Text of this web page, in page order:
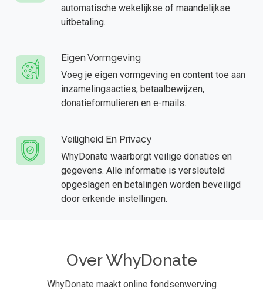
automatische wekelijkse of maandelijkse
uitbetaling.
Eigen Vormgeving
Voeg je eigen vormgeving en content toe aan
inzamelingsacties, betaalbewijzen,
donatieformulieren en e-mails.
Veiligheid En Privacy
WhyDonate waarborgt veilige donaties en
gegevens. Alle informatie is versleuteld
opgeslagen en betalingen worden beveiligd
door erkende instellingen.
Over WhyDonate
WhyDonate maakt online fondsenwerving